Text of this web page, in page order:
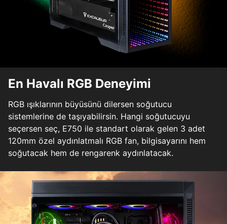
En Havalı RGB Deneyimi
RGB ışıklarının büyüsünü dilersen soğutucu
sistemlerine de taşıyabilirsin. Hangi soğutucuyu
seçersen seç, E750 ile standart olarak gelen 3 adet
120mm özel aydınlatmalı RGB fan, bilgisayarını hem
soğutacak hem de rengarenk aydınlatacak.